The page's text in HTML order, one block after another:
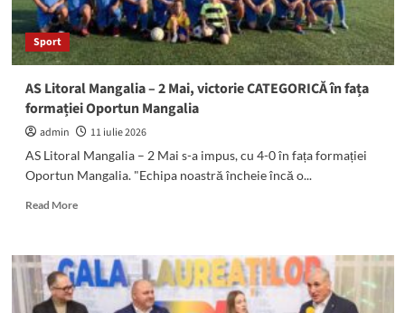
Taiji-
Quan,
la
Universitatea
din
Constanța
Sport
AS Litoral Mangalia – 2 Mai, victorie CATEGORICĂ în fața
formației Oportun Mangalia
admin
11 iulie 2026
AS Litoral Mangalia – 2 Mai s-a impus, cu 4-0 în fața formației
Oportun Mangalia. "Echipa noastră încheie încă o...
Read MoreRead
AS
Litoral
Mangalia
–